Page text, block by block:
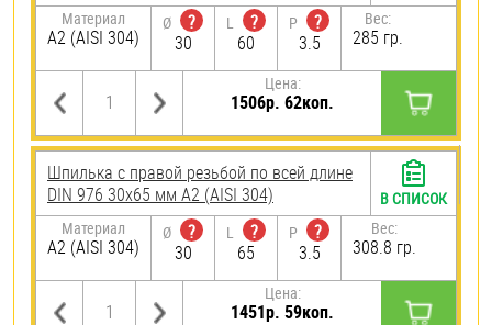
Материал
А2 (AISI 304)
Ø
?
30
L
?
60
P
?
3.5
Вес:
285 гр.
Цена:
1506р. 62коп.
Шпилька с правой резьбой по всей длине
DIN 976 30х65 мм А2 (AISI 304)
Материал
А2 (AISI 304)
Ø
?
30
L
?
65
P
?
3.5
Вес:
308.8 гр.
Цена:
1451р. 59коп.
В СПИСОК